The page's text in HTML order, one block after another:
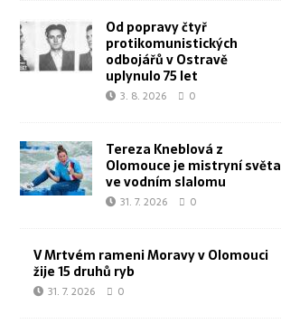
Od popravy čtyř
protikomunistických
odbojářů v Ostravě
uplynulo 75 let
3. 8. 2026 0
Tereza Kneblová z
Olomouce je mistryní světa
ve vodním slalomu
31. 7. 2026 0
V Mrtvém rameni Moravy v Olomouci
žije 15 druhů ryb
31. 7. 2026 0